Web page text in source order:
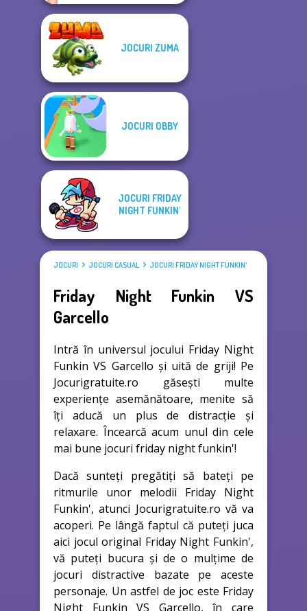
JOCURI ZUMA
JOCURI OBBY
JOCURI FRIDAY
NIGHT FUNKIN'
JOCURI JOCURI CASUAL JOCURI FRIDAY NIGHT FUNKIN'
Friday Night Funkin VS
Garcello
Intră în universul jocului Friday Night
Funkin VS Garcello și uită de griji! Pe
Jocurigratuite.ro găsești multe
experiențe asemănătoare, menite să
îți aducă un plus de distracție și
relaxare. Încearcă acum unul din cele
mai bune jocuri friday night funkin'!
Dacă sunteți pregătiți să bateți pe
ritmurile unor melodii Friday Night
Funkin', atunci Jocurigratuite.ro vă va
acoperi. Pe lângă faptul că puteți juca
aici jocul original Friday Night Funkin',
vă puteți bucura și de o mulțime de
jocuri distractive bazate pe aceste
personaje. Un astfel de joc este Friday
Night Funkin VS Garcello, în care